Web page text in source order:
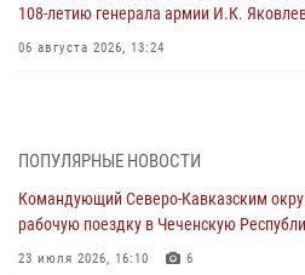
108‑летию генерала армии И.К.
06 августа 2026, 13:24
06 августа 2026, 12:35 1
Росгвардейцы провели выставку
«Гвардеец» в Пензе (видео)
06 августа 2026, 12:00
ПОПУЛЯРНЫЕ НОВОСТИ
Командующий Северо-Кавказским
рабочую поездку в Чеченскую
23 июля 2026, 16:10 6